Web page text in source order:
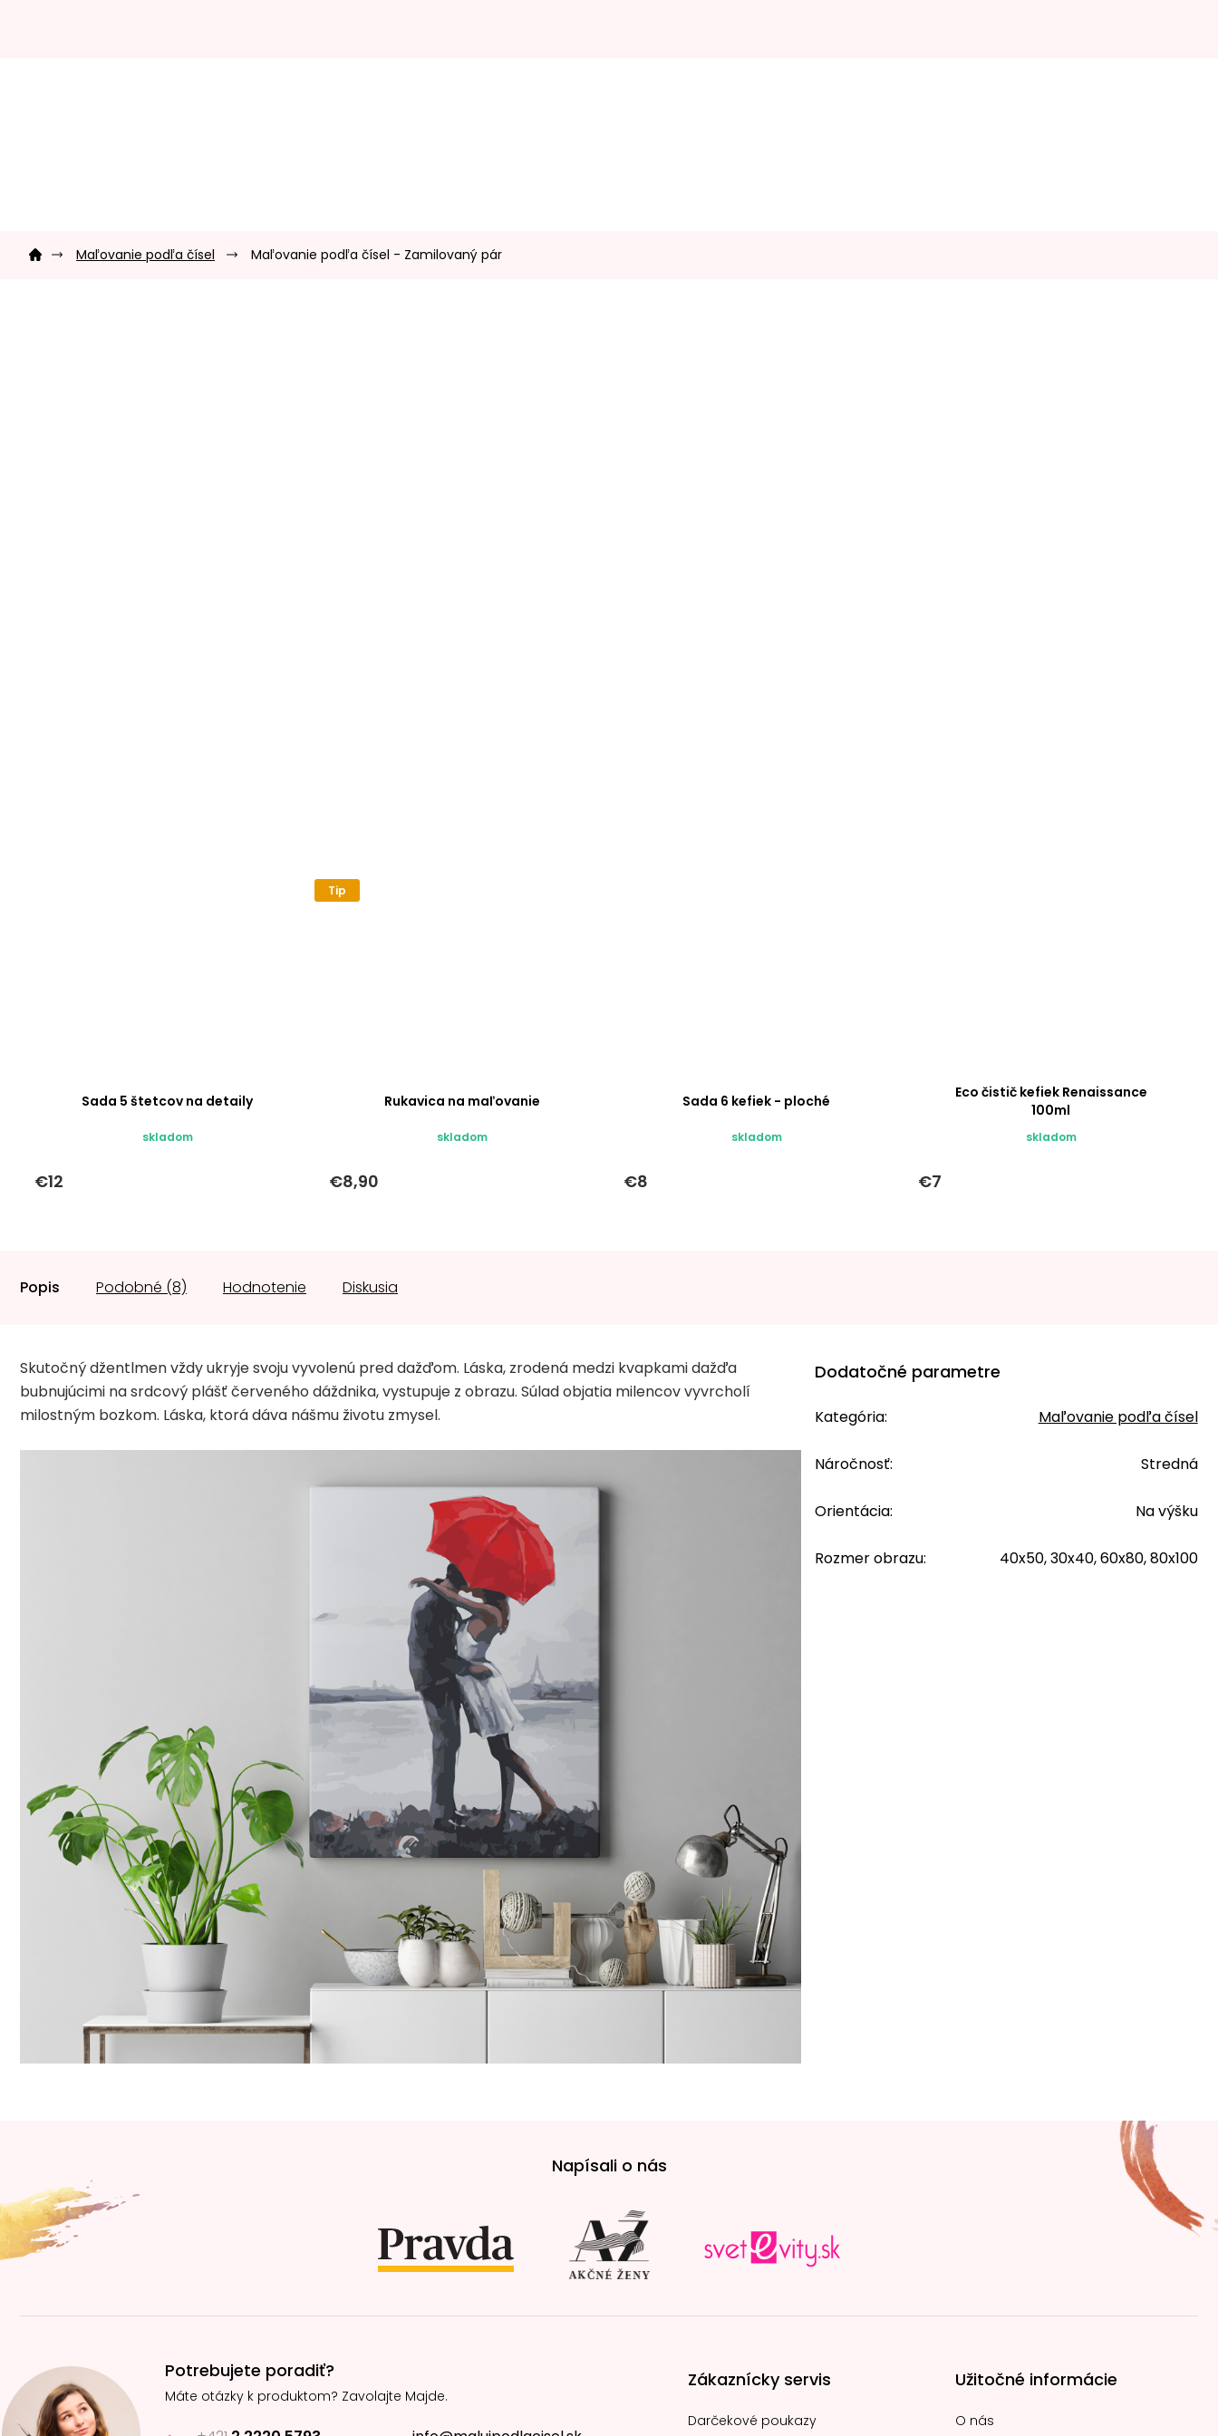
Domov Maľovanie podľa čísel Maľovanie podľa čísel - Zamilovaný pár
Sada 5 štetcov na detaily
skladom
€12
Tip
Rukavica na maľovanie
skladom
€8,90
Sada 6 kefiek - ploché
skladom
€8
Eco čistič kefiek Renaissance
100ml
skladom
€7
Popis Podobné (8) Hodnotenie Diskusia
Skutočný džentlmen vždy ukryje svoju vyvolenú pred dažďom. Láska, zrodená medzi kvapkami dažďa
bubnujúcimi na srdcový plášť červeného dáždnika, vystupuje z obrazu. Súlad objatia milencov vyvrcholí
milostným bozkom. Láska, ktorá dáva nášmu životu zmysel.
Dodatočné parametre
Kategória: Maľovanie podľa čísel
Náročnosť: Stredná
Orientácia: Na výšku
Rozmer obrazu: 40x50, 30x40, 60x80, 80x100
t
i
e
Napísali o nás
Potrebujete poradiť?
Máte otázky k produktom? Zavolajte Majde.
Zákaznícky servis
Darčekové poukazy
Užitočné informácie
O nás